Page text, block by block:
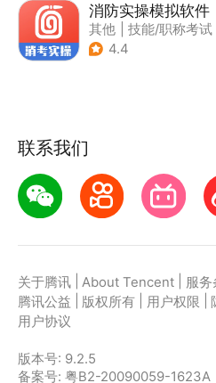
消防实操模拟软件
其他
技能/职称考试
4.4
联系我们
关于腾讯 About Tencent 服务
腾讯公益
版权所有 用户权限
用户协议
版本号: 9.2.5
备案号: 粤B2-20090059-1623A